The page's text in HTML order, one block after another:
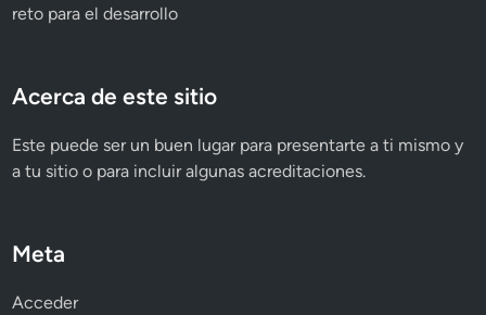
reto para el desarrollo
Acerca de este sitio
Este puede ser un buen lugar para presentarte a ti mismo y
a tu sitio o para incluir algunas acreditaciones.
Meta
Acceder